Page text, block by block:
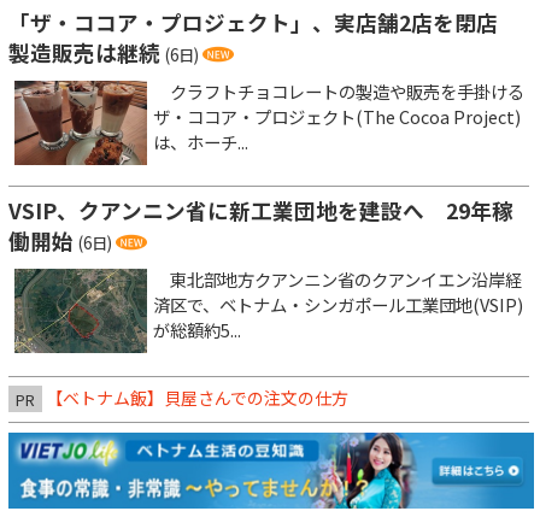
「ザ・ココア・プロジェクト」、実店舗2店を閉店
製造販売は継続 (6日)
クラフトチョコレートの製造や販売を手掛ける
ザ・ココア・プロジェクト(The Cocoa Project)
は、ホーチ...
VSIP、クアンニン省に新工業団地を建設へ 29年稼
働開始 (6日)
東北部地方クアンニン省のクアンイエン沿岸経
済区で、ベトナム・シンガポール工業団地(VSIP)
が総額約5...
PR 【ベトナム飯】貝屋さんでの注文の仕方